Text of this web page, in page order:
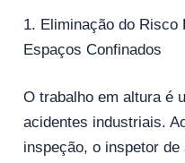
1. Eliminação do Risco
Espaços Confinados
O trabalho em altura é
acidentes industriais.
inspeção, o inspetor